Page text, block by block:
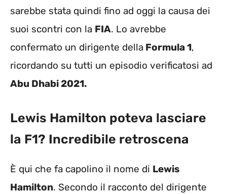
sarebbe stata quindi fino ad oggi la causa dei
suoi scontri con la FIA. Lo avrebbe
confermato un dirigente della Formula 1,
ricordando su tutti un episodio verificatosi ad
Abu Dhabi 2021.
Lewis Hamilton poteva lasciare
la F1? Incredibile retroscena
È qui che fa capolino il nome di Lewis
Hamilton. Secondo il racconto del dirigente